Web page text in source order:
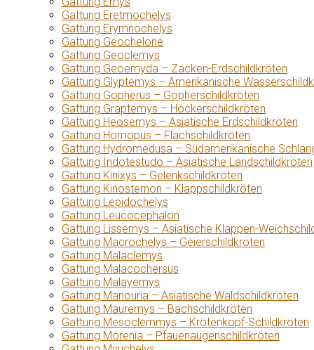
Gattung Eretmochelys
Gattung Erymnochelys
Gattung Geochelone
Gattung Geoclemys
Gattung Geoemyda – Zacken-Erdschildkröten
Gattung Glyptemys – Amerikanische
Gattung Gopherus – Gopherschildkröten
Gattung Graptemys – Höckerschildkröten
Gattung Heosemys – Asiatische Erdschildkröten
Gattung Homopus – Flachschildkröten
Gattung Hydromedusa – Südamerikanische
Gattung Indotestudo – Asiatische Landschildkröten
Gattung Kinixys – Gelenkschildkröten
Gattung Kinosternon – Klappschildkröten
Gattung Lepidochelys
Gattung Leucocephalon
Gattung Lissemys – Asiatische Klappen-
Gattung Macrochelys – Geierschildkröten
Gattung Malaclemys
Gattung Malacochersus
Gattung Malayemys
Gattung Manouria – Asiatische Waldschildkröten
Gattung Mauremys – Bachschildkröten
Gattung Mesoclemmys – Krötenkopf-Schildkröten
Gattung Morenia – Pfauenaugenschildkröten